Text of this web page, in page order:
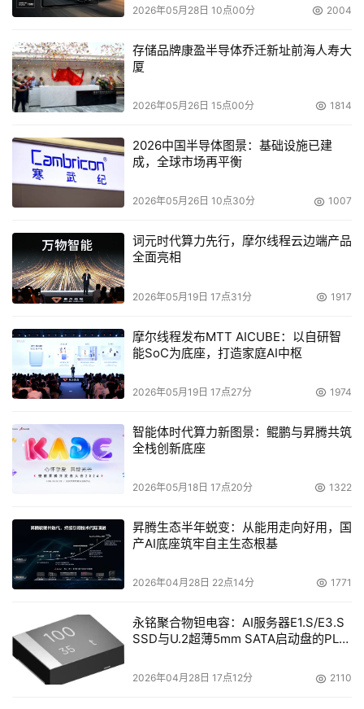
2026年05月28日 10点00分 2004
存储品牌康盈半导体乔迁新址前海人寿大
厦
2026年05月26日 15点00分 1814
2026中国半导体图景：基础设施已建
成，全球市场再平衡
2026年05月26日 10点30分 1007
词元时代算力先行，摩尔线程云边端产品
全面亮相
2026年05月19日 17点31分 1917
摩尔线程发布MTT AICUBE：以自研智
能SoC为底座，打造家庭AI中枢
2026年05月19日 17点27分 1974
智能体时代算力新图景：鲲鹏与昇腾共筑
全栈创新底座
2026年05月18日 17点20分 1322
昇腾生态半年蜕变：从能用走向好用，国
产AI底座筑牢自主生态根基
2026年04月28日 22点14分 1771
永铭聚合物钽电容：AI服务器E1.S/E3.S
SSD与U.2超薄5mm SATA启动盘的PLP
2026年04月28日 17点12分 2110